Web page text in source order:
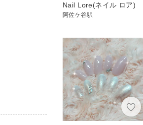
Nail Lore(ネイル ロア)
阿佐ケ谷駅